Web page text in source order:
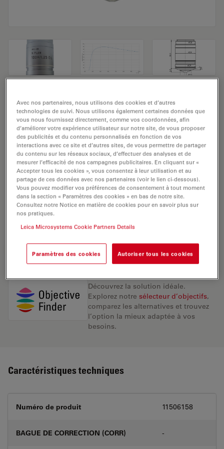
Objectif de microscope N PLAN 100x/1,25
OIL
Numéro de produit: 11506158
L’objectif N PLAN 100x/1,25 HUILE a un grossissement
de 100x et une ouverture numérique de 1,25 mm. Pour
une utilisation dans un environnement matériel en
immersion dans l’huile, avec un objectif fileté M25
ayant une distance de travail libre de 0,12 mm et un
NC (numéro de champ) de 22.
DEMANDE DE DEVIS
Découvrez la solution idéale.
Explorez notre sélecteur d’objectifs,
comparez les alternatives et trouvez
l’option la mieux adaptée à vos
besoins.
Caractéristiques techniques
Numéro de produit 11506158
BAGUE DE CORRECTION (CORR) -
Avec nos partenaires, nous utilisons des cookies et d’autres
technologies de suivi. Nous utilisons également certaines données que
vous nous fournissez directement, comme vos coordonnées, afin
d’améliorer votre expérience utilisateur sur notre site, de vous proposer
des publicités et du contenu personnalisés en fonction de vos
interactions avec ce site et d’autres sites, de vous permettre de partager
du contenu sur les réseaux sociaux, d’effectuer des analyses et de
mesurer l’efficacité de nos campagnes publicitaires. En cliquant sur «
Accepter tous les cookies », vous consentez à leur utilisation et au
partage de ces données avec nos partenaires (voir le lien ci-dessous).
Vous pouvez modifier vos préférences de consentement à tout moment
dans la section « Paramètres des cookies » en bas de notre site.
Consultez notre Notice en matière de cookies pour en savoir plus sur
nos pratiques.
Leica Microsystems Cookie Partners Details
Paramètres des cookies Autoriser tous les cookies